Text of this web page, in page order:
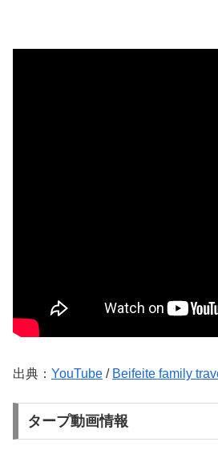
出典： YouTube / Beifeite family
タープ動画情報